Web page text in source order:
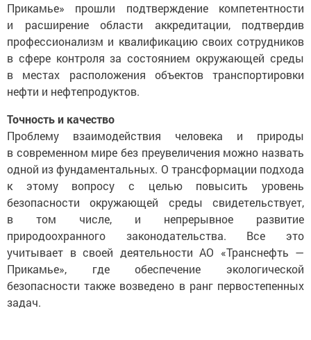
Прикамье» прошли подтверждение компетентности
и расширение области аккредитации, подтвердив
профессионализм и квалификацию своих сотрудников
в сфере контроля за состоянием окружающей среды
в местах расположения объектов транспортировки
нефти и нефтепродуктов.
Точность и качество
Проблему взаимодействия человека и природы
в современном мире без преувеличения можно назвать
одной из фундаментальных. О трансформации подхода
к этому вопросу с целью повысить уровень
безопасности окружающей среды свидетельствует,
в том числе, и непрерывное развитие
природоохранного законодательства. Все это
учитывает в своей деятельности АО «Транснефть —
Прикамье», где обеспечение экологической
безопасности также возведено в ранг первостепенных
задач.